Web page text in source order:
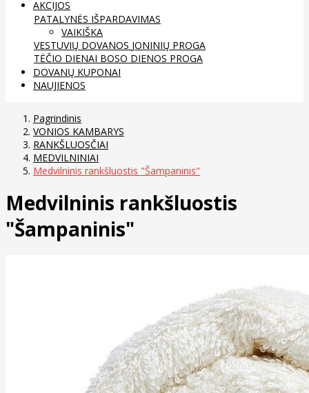
AKCIJOS
PATALYNĖS IŠPARDAVIMAS
VAIKIŠKA
VESTUVIŲ DOVANOS JONINIŲ PROGA
TĖČIO DIENAI BOSO DIENOS PROGA
DOVANŲ KUPONAI
NAUJIENOS
Pagrindinis
VONIOS KAMBARYS
RANKŠLUOSČIAI
MEDVILNINIAI
Medvilninis rankšluostis "Šampaninis"
Medvilninis rankšluostis
"Šampaninis"